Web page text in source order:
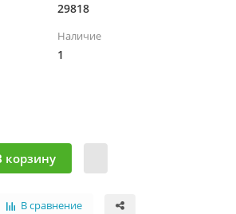
29818
Наличие
1
корзину
В сравнение